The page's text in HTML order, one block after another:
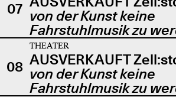
07 von der Kunst keine
Fahrstuhlmusik zu
08
THEATER
AUSVERKAUFT
von der Kunst keine
Fahrstuhlmusik zu